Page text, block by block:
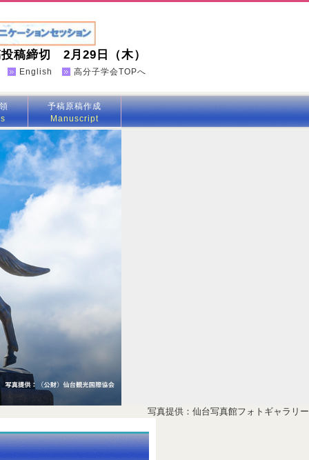
稿締切 2月29日（木）
English 高分子学会TOPへ
予稿原稿作成
Manuscript
写真提供：仙台写真館フォトギャラリー